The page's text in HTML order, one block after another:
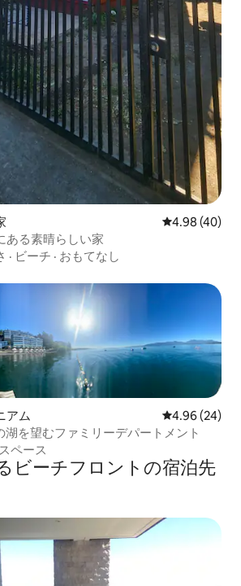
レビュー40
4.98 (40)
ある素晴らしい家
· ビーチ · おもてなし
アム レビュー24
4.96 (24)
を望むファミリーデパートメント
ペース
ビーチフロントの宿泊先